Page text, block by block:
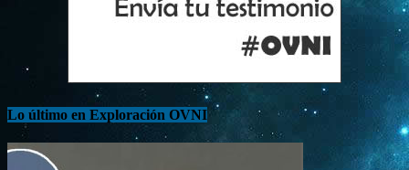
Lo último en Exploración OVNI